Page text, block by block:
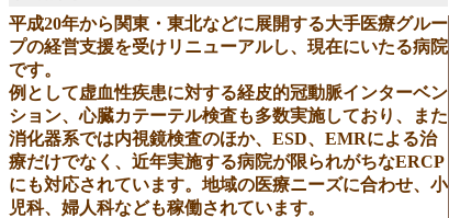
平成20年から関東・東北などに展開する大手医療グルー
プの経営支援を受けリニューアルし、現在にいたる病院
です。
例として虚血性疾患に対する経皮的冠動脈インターベン
ション、心臓カテーテル検査も多数実施しており、また
消化器系では内視鏡検査のほか、ESD、EMRによる治
療だけでなく、近年実施する病院が限られがちなERCP
にも対応されています。地域の医療ニーズに合わせ、小
児科、婦人科なども稼働されています。